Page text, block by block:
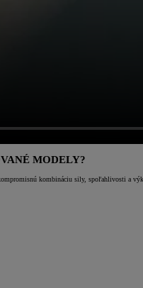
MODELY?
kombináciu sily, spoľahlivosti a